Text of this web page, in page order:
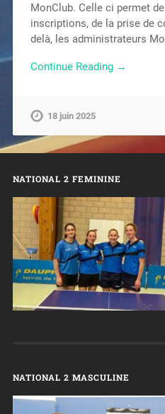
MonClub. Celle ci permet
inscriptions, de la prise de
delà, les administrateurs
Continue Reading →
18 juin 2025
NATIONAL 2 FEMININE
NATIONAL 2 MASCULINE